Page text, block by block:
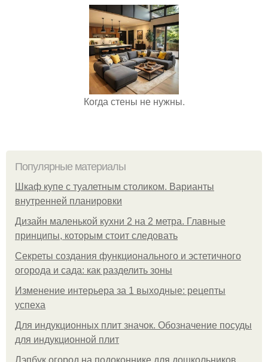
Когда стены не нужны.
Популярные материалы
Шкаф купе с туалетным столиком. Варианты
внутренней планировки
Дизайн маленькой кухни 2 на 2 метра. Главные
принципы, которым стоит следовать
Секреты создания функционального и эстетичного
огорода и сада: как разделить зоны
Изменение интерьера за 1 выходные: рецепты
успеха
Для индукционных плит значок. Обозначение посуды
для индукционной плит
Лэпбук огород на подоконнике для дошкольников.